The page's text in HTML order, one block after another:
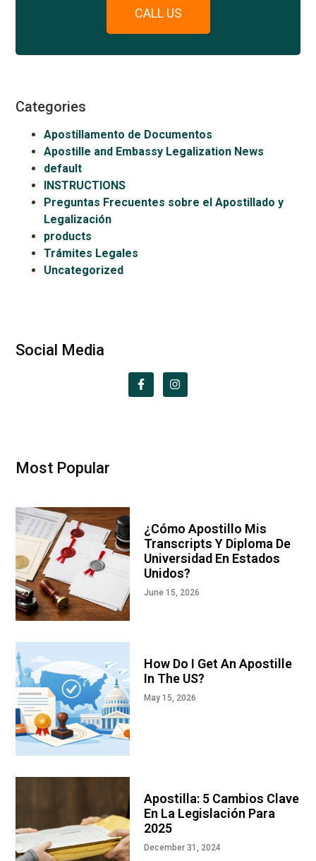
CALL US
Categories
Apostillamento de Documentos
Apostille and Embassy Legalization News
default
INSTRUCTIONS
Preguntas Frecuentes sobre el Apostillado y
Legalización
products
Trámites Legales
Uncategorized
Social Media
Most Popular
¿Cómo Apostillo Mis
Transcripts Y Diploma De
Universidad En Estados
Unidos?
June 15, 2026
How Do I Get An Apostille
In The US?
May 15, 2026
Apostilla: 5 Cambios Clave
En La Legislación Para
2025
December 31, 2024